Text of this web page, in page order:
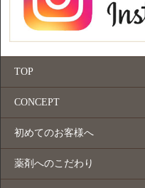
TOP
CONCEPT
初めてのお客様へ
薬剤へのこだわり